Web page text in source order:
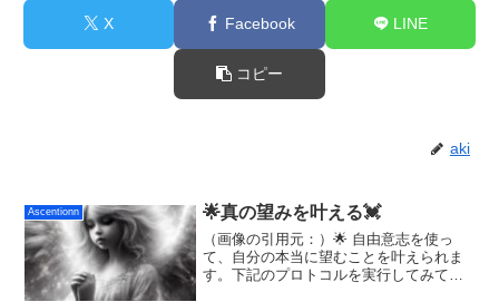
X Facebook LINE
コピー
aki
Ascentionn 🌟真の望みを叶える💓
（画像の引用元：）🌟 自由意志を使っ
て、自分の本当に望むことを叶えられま
す。下記のプロトコルを実行してみてく